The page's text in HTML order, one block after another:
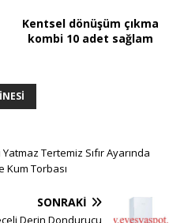
Kentsel dönüşüm çıkma
kombi 10 adet sağlam
Yatmaz Tertemiz Sıfır Ayarında
Kum Torbası
SONRAKI
Derin Dondurucu